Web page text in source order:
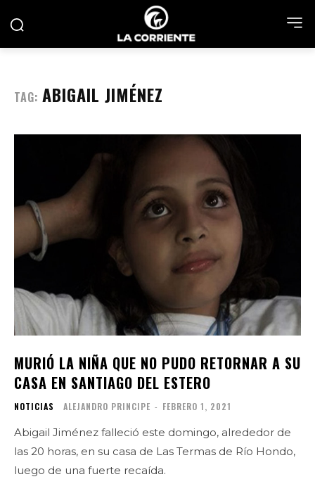
TAG: ABIGAIL JIMÉNEZ
MURIÓ LA NIÑA QUE NO PUDO RETORNAR A SU
CASA EN SANTIAGO DEL ESTERO
NOTICIAS ALEJANDRO PRINCIPE - FEBRERO 1, 2021
Abigail Jiménez falleció este domingo, alrededor de
las 20 horas, en su casa de Las Termas de Río Hondo,
luego de una fuerte recaída.